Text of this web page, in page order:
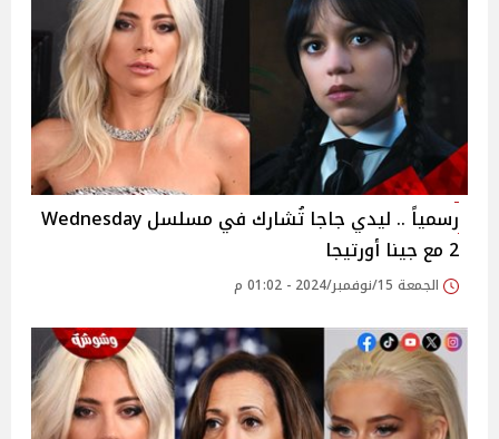
رسمياً .. ليدي جاجا تُشارك في مسلسل Wednesday
2 مع جينا أورتيجا
الجمعة 15/نوفمبر/2024 - 01:02 م